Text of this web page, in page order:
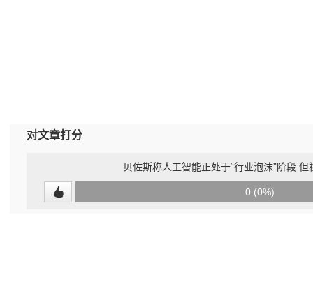
对文章打分
贝佐斯称人工智能正处于“行业泡沫”阶段
0 (0%)